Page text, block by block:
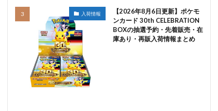
入荷情報
【2026年8月6日更新】ポケモ
ンカード 30th CELEBRATION
BOXの抽選予約・先着販売・在
庫あり・再販入荷情報まとめ